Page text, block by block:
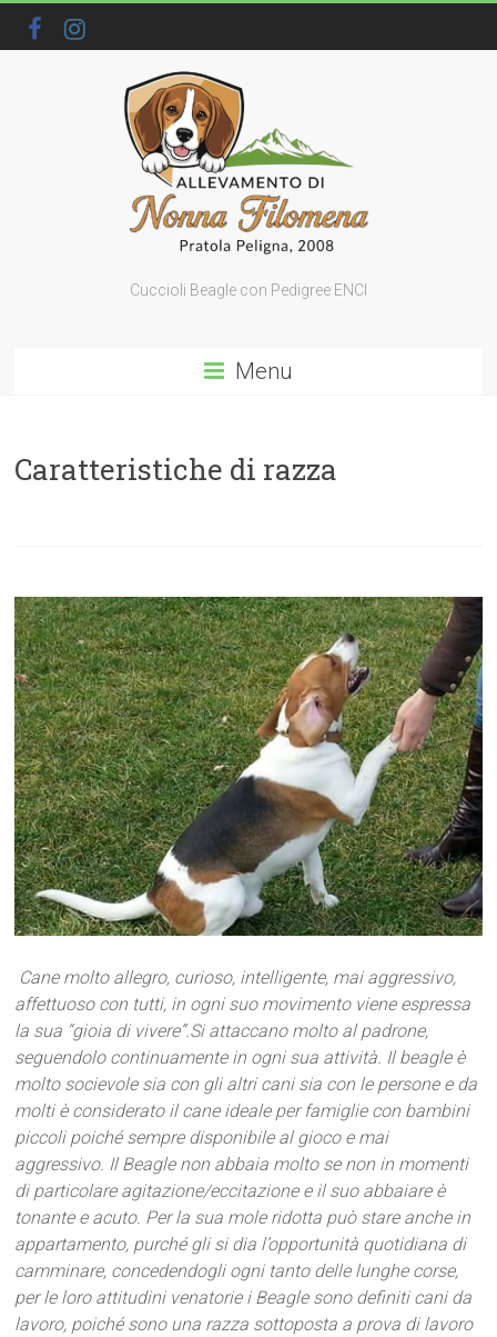
Cuccioli Beagle con Pedigree ENCI
Menu
Caratteristiche di razza
Cane molto allegro, curioso, intelligente, mai aggressivo,
affettuoso con tutti, in ogni suo movimento viene espressa
la sua “gioia di vivere”.Si attaccano molto al padrone,
seguendolo continuamente in ogni sua attività. Il beagle è
molto socievole sia con gli altri cani sia con le persone e da
molti è considerato il cane ideale per famiglie con bambini
piccoli poiché sempre disponibile al gioco e mai
aggressivo. Il Beagle non abbaia molto se non in momenti
di particolare agitazione/eccitazione e il suo abbaiare è
tonante e acuto. Per la sua mole ridotta può stare anche in
appartamento, purché gli si dia l’opportunità quotidiana di
camminare, concedendogli ogni tanto delle lunghe corse,
per le loro attitudini venatorie i Beagle sono definiti cani da
lavoro, poiché sono una razza sottoposta a prova di lavoro